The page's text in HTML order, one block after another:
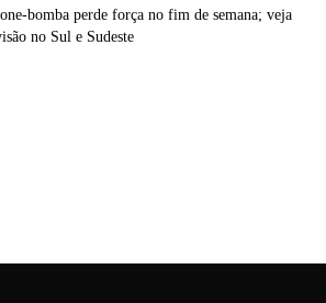
bomba perde força no fim de semana; veja
no Sul e Sudeste